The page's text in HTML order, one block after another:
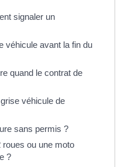
signaler un
véhicule avant la fin du
quand le contrat de
véhicule de
sans permis ?
ou une moto
?